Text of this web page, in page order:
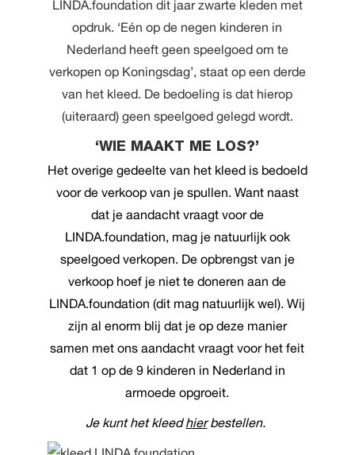
LINDA.foundation dit jaar zwarte kleden met
opdruk. ‘Eén op de negen kinderen in
Nederland heeft geen speelgoed om te
verkopen op Koningsdag’, staat op een derde
van het kleed. De bedoeling is dat hierop
(uiteraard) geen speelgoed gelegd wordt.
‘WIE MAAKT ME LOS?’
Het overige gedeelte van het kleed is bedoeld
voor de verkoop van je spullen. Want naast
dat je aandacht vraagt voor de
LINDA.foundation, mag je natuurlijk ook
speelgoed verkopen. De opbrengst van je
verkoop hoef je niet te doneren aan de
LINDA.foundation (dit mag natuurlijk wel). Wij
zijn al enorm blij dat je op deze manier
samen met ons aandacht vraagt voor het feit
dat 1 op de 9 kinderen in Nederland in
armoede opgroeit.
Je kunt het kleedhierbestellen.